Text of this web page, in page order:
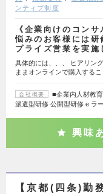
ンティブ制度
《企業向けのコン
悩みのお客様には研
プライズ営業を実
具体的には、、、 ヒアリン
ままオンラインで購入する
会社概要
■企業内人材教
派遣型研修 公開型研修 e ラ
興味
【京都(四条)勤